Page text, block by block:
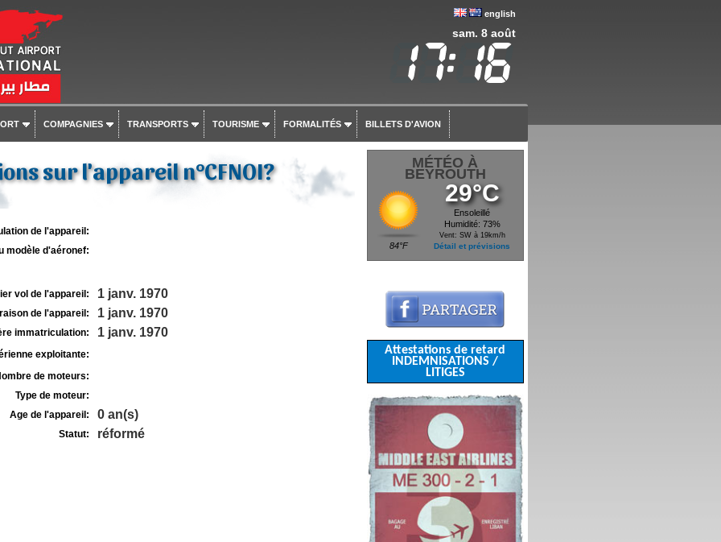
english
sam. 8 août
COMPAGNIES TRANSPORTS TOURISME FORMALITÉS BILLETS D'AVION
sur l'appareil n°CFNOI?
de l'appareil:
modèle d'aéronef:
vol de l'appareil: 1 janv. 1970
de l'appareil: 1 janv. 1970
immatriculation: 1 janv. 1970
exploitante:
de moteurs:
Type de moteur:
Age de l'appareil:
0 an(s)
Statut: réformé
MÉTÉO À
BEYROUTH
84°F
29°C
Ensoleillé
Humidité: 73%
Vent: SW à 19km/h
Détail et prévisions
Attestations de retard
INDEMNISATIONS /
LITIGES